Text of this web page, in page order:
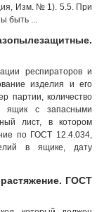
Изм. № 1). 5.5. При
быть ...
респираторов и
изделия и его
партии, количество
ящик с запасными
лист, в котором
по ГОСТ 12.4.034,
в ящике, дату
ГОСТ